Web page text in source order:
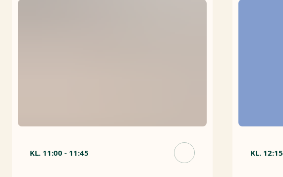
KL. 11:00 - 11:45 KL. 12:15